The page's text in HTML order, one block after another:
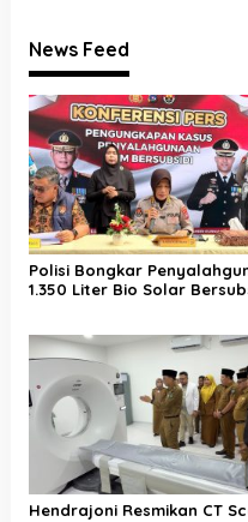
News Feed
Polisi Bongkar
1.350 Liter Bio Solar
Hendrajoni Resmikan CT